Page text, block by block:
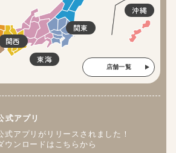
関東
東海
関西
沖縄
店舗一覧
式アプリ
式アプリがリリースされました！
ウンロードはこちらから